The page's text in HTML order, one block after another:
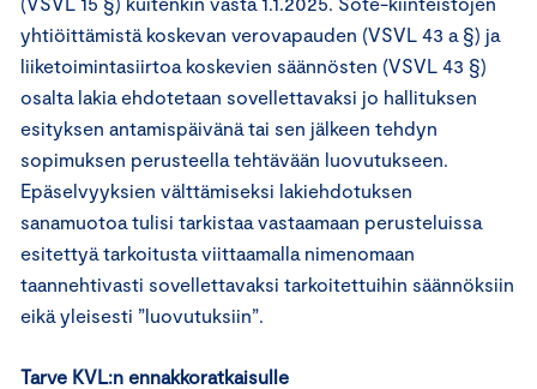
yhtiöittämistä koskevan verovapauden (VSVL 43 a §) ja
liiketoimintasiirtoa koskevien säännösten (VSVL 43 §)
osalta lakia ehdotetaan sovellettavaksi jo hallituksen
esityksen antamispäivänä tai sen jälkeen tehdyn
sopimuksen perusteella tehtävään luovutukseen.
Epäselvyyksien välttämiseksi lakiehdotuksen
sanamuotoa tulisi tarkistaa vastaamaan perusteluissa
esitettyä tarkoitusta viittaamalla nimenomaan
taannehtivasti sovellettavaksi tarkoitettuihin säännöksiin
eikä yleisesti ”luovutuksiin”.
Tarve KVL:n ennakkoratkaisulle